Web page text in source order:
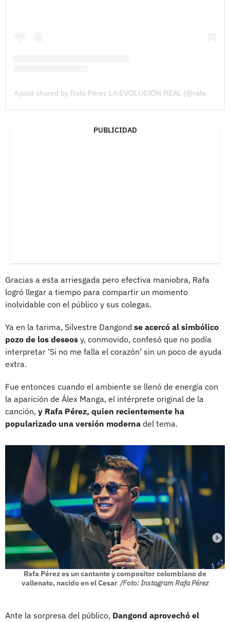
A post shared by Rafa Perez LA EVOLUCIÓN REAL (@rafaperezlaevolucion)
PUBLICIDAD
Gracias a esta arriesgada pero efectiva maniobra, Rafa
logró llegar a tiempo para compartir un momento
inolvidable con el público y sus colegas.
Ya en la tarima, Silvestre Dangond se acercó al simbólico
pozo de los deseos y, conmovido, confesó que no podía
interpretar ‘Si no me falla el corazón’ sin un poco de ayuda
extra.
Fue entonces cuando el ambiente se llenó de energía con
la aparición de Álex Manga, el intérprete original de la
canción, y Rafa Pérez, quien recientemente ha
popularizado una versión moderna del tema.
Rafa Pérez es un cantante y compositor colombiano de
vallenato, nacido en el Cesar /Foto: Instagram Rafa Pérez
Ante la sorpresa del público, Dangond aprovechó el